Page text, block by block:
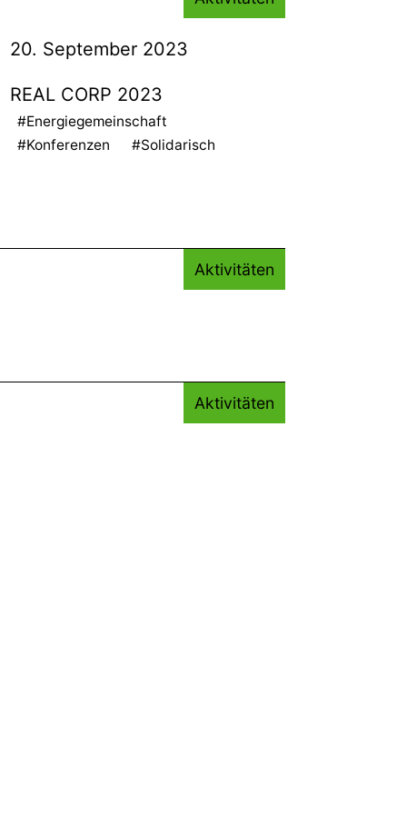
20. September 2023
REAL CORP 2023
#Energiegemeinschaft
#Konferenzen
#Solidarisch
Aktivitäten
Aktivitäten